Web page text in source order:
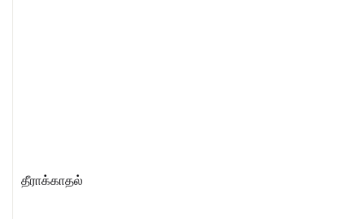
தீராக்காதல்